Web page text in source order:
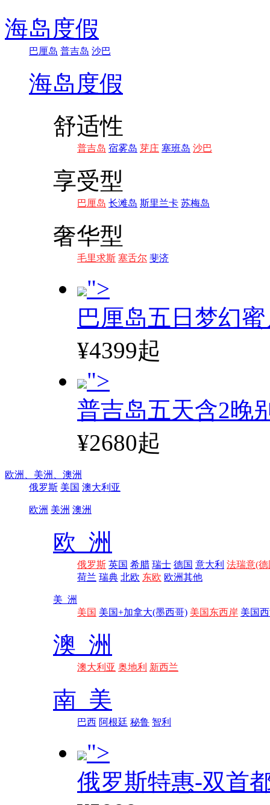
海岛度假
巴厘岛 普吉岛 沙巴
海岛度假
舒适性
普吉岛 宿雾岛 芽庄 塞班岛 沙巴
享受型
巴厘岛 长滩岛 斯里兰卡 苏梅岛
奢华型
毛里求斯 塞舌尔 斐济
">
巴厘岛五日梦幻
¥4399起
">
普吉岛五天含2晚
¥2680起
欧洲、 美洲、 澳洲
俄罗斯 美国 澳大利亚
欧洲 美洲 澳洲
欧 洲
俄罗斯 英国 希腊 瑞士 德国 意大利 法瑞意(德
荷兰 瑞典 北欧 东欧 欧洲其他
美 洲
美国 美国+加拿大(墨西哥) 美国东西岸 美国
澳 洲
澳大利亚 奥地利 新西兰
南 美
巴西 阿根廷 秘鲁 智利
">
俄罗斯特惠-双首